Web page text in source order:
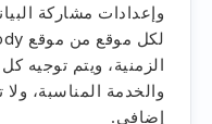
وإعدادات مشاركة
الزمنية، ويتم توجيه
والخدمة المناسبة،
إضافي.